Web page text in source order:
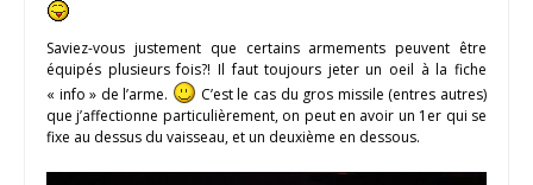
Saviez-vous justement que certains armements peuvent être
équipés plusieurs fois?! Il faut toujours jeter un oeil à la fiche
« info » de l’arme.
C’est le cas du gros missile (entres autres)
que j’affectionne particulièrement, on peut en avoir un 1er qui se
fixe au dessus du vaisseau, et un deuxième en dessous.